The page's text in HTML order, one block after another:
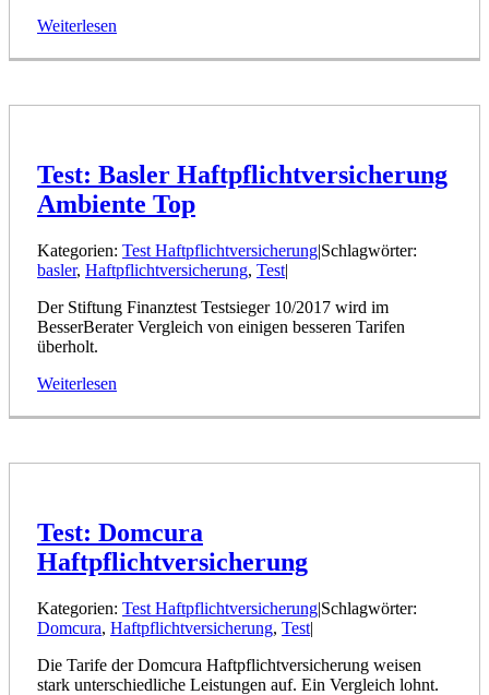
Weiterlesen
Test: Basler Haftpflichtversicherung
Ambiente Top
Kategorien: Test Haftpflichtversicherung|Schlagwörter:
basler, Haftpflichtversicherung, Test|
Der Stiftung Finanztest Testsieger 10/2017 wird im
BesserBerater Vergleich von einigen besseren Tarifen
überholt.
Weiterlesen
Test: Domcura
Haftpflichtversicherung
Kategorien: Test Haftpflichtversicherung|Schlagwörter:
Domcura, Haftpflichtversicherung, Test|
Die Tarife der Domcura Haftpflichtversicherung weisen
stark unterschiedliche Leistungen auf. Ein Vergleich lohnt.